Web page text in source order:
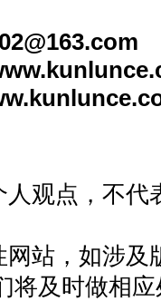
人观点，不代
站，如涉及
将及时做相